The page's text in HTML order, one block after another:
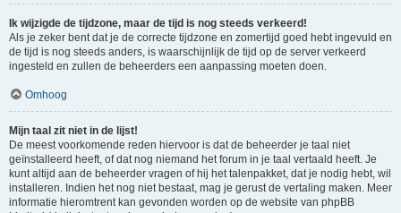
Ik wijzigde de tijdzone, maar de tijd is nog steeds verkeerd!
Als je zeker bent dat je de correcte tijdzone en zomertijd goed hebt ingevuld en
de tijd is nog steeds anders, is waarschijnlijk de tijd op de server verkeerd
ingesteld en zullen de beheerders een aanpassing moeten doen.
Omhoog
Mijn taal zit niet in de lijst!
De meest voorkomende reden hiervoor is dat de beheerder je taal niet
geïnstalleerd heeft, of dat nog niemand het forum in je taal vertaald heeft. Je
kunt altijd aan de beheerder vragen of hij het talenpakket, dat je nodig hebt, wil
installeren. Indien het nog niet bestaat, mag je gerust de vertaling maken. Meer
informatie hieromtrent kan gevonden worden op de website van phpBB